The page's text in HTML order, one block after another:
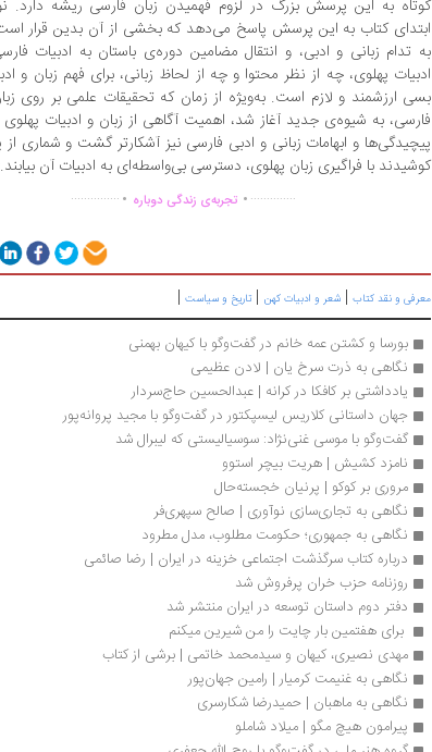
کوتاه به این پرسش بزرگ در لزوم فهمیدن زبان فارسی ریشه دارد.
ابتدای کتاب به این پرسش پاسخ می‌دهد که بخشی از آن بدین قرار
به تدام زبانی و ادبی، و انتقال مضامین دوره‌ی باستان به ادبیات
ادبیات پهلوی، چه از نظر محتوا و چه از لحاظ زبانی، برای فهم زبان و
بسی ارزشمند و لازم است. به‌ویژه از زمان که تحقیقات علمی بر روی
فارسی، به شیوه‌ی جدید آغاز شد، اهمیت آگاهی از زبان و ادبیات
پیچیدگی‌ها و ابهامات زبانی و ادبی فارسی نیز آشکارتر گشت و شماری
کوشیدند با فراگیری زبان پهلوی، دسترسی بی‌واسطه‌ای به ادبیات آن
................ تجربه‌ی زندگی دوباره ...............
معرفی و نقد کتاب | شعر و ادبیات کهن | تاریخ و سیاست |
بورسا و کشتن عمه خانم در گفت‌وگو با کیهان بهمنی
نگاهی به ذرت سرخ یان | لادن عظیمی
یادداشتی بر کافکا در کرانه | عبدالحسین حاج‌سردار
جهان داستانی کلاریس لیسپکتور در گفت‌وگو با مجید پروانه‌پور
گفت‌وگو با موسی غنی‌نژاد: سوسیالیستی که لیبرال شد
نامزد کشیش | هریت بیچر استوو
مروری بر کوکو | پرنیان خجسته‌حال
نگاهی به تجاری‌سازی نوآوری | صالح سپهری‌فر
نگاهی به جمهوری؛ حکومت مطلوب، مدل مطرود
درباره کتاب سرگذشت اجتماعی خزینه در ایران | رضا صائمی
روزنامه حزب خران پرفروش شد
دفتر دوم داستان توسعه در ایران منتشر شد
برای هفتمین بار چایت را من شیرین میکنم
مهدی نصیری، کیهان و سیدمحمد خاتمی | برشی از کتاب
نگاهی به غنیمت کرمیار | رامین جهان‌پور
نگاهی به ماهبان | حمیدرضا شکارسری
پیرامون هیچ مگو | میلاد شاملو